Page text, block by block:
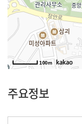
100m
주요정보